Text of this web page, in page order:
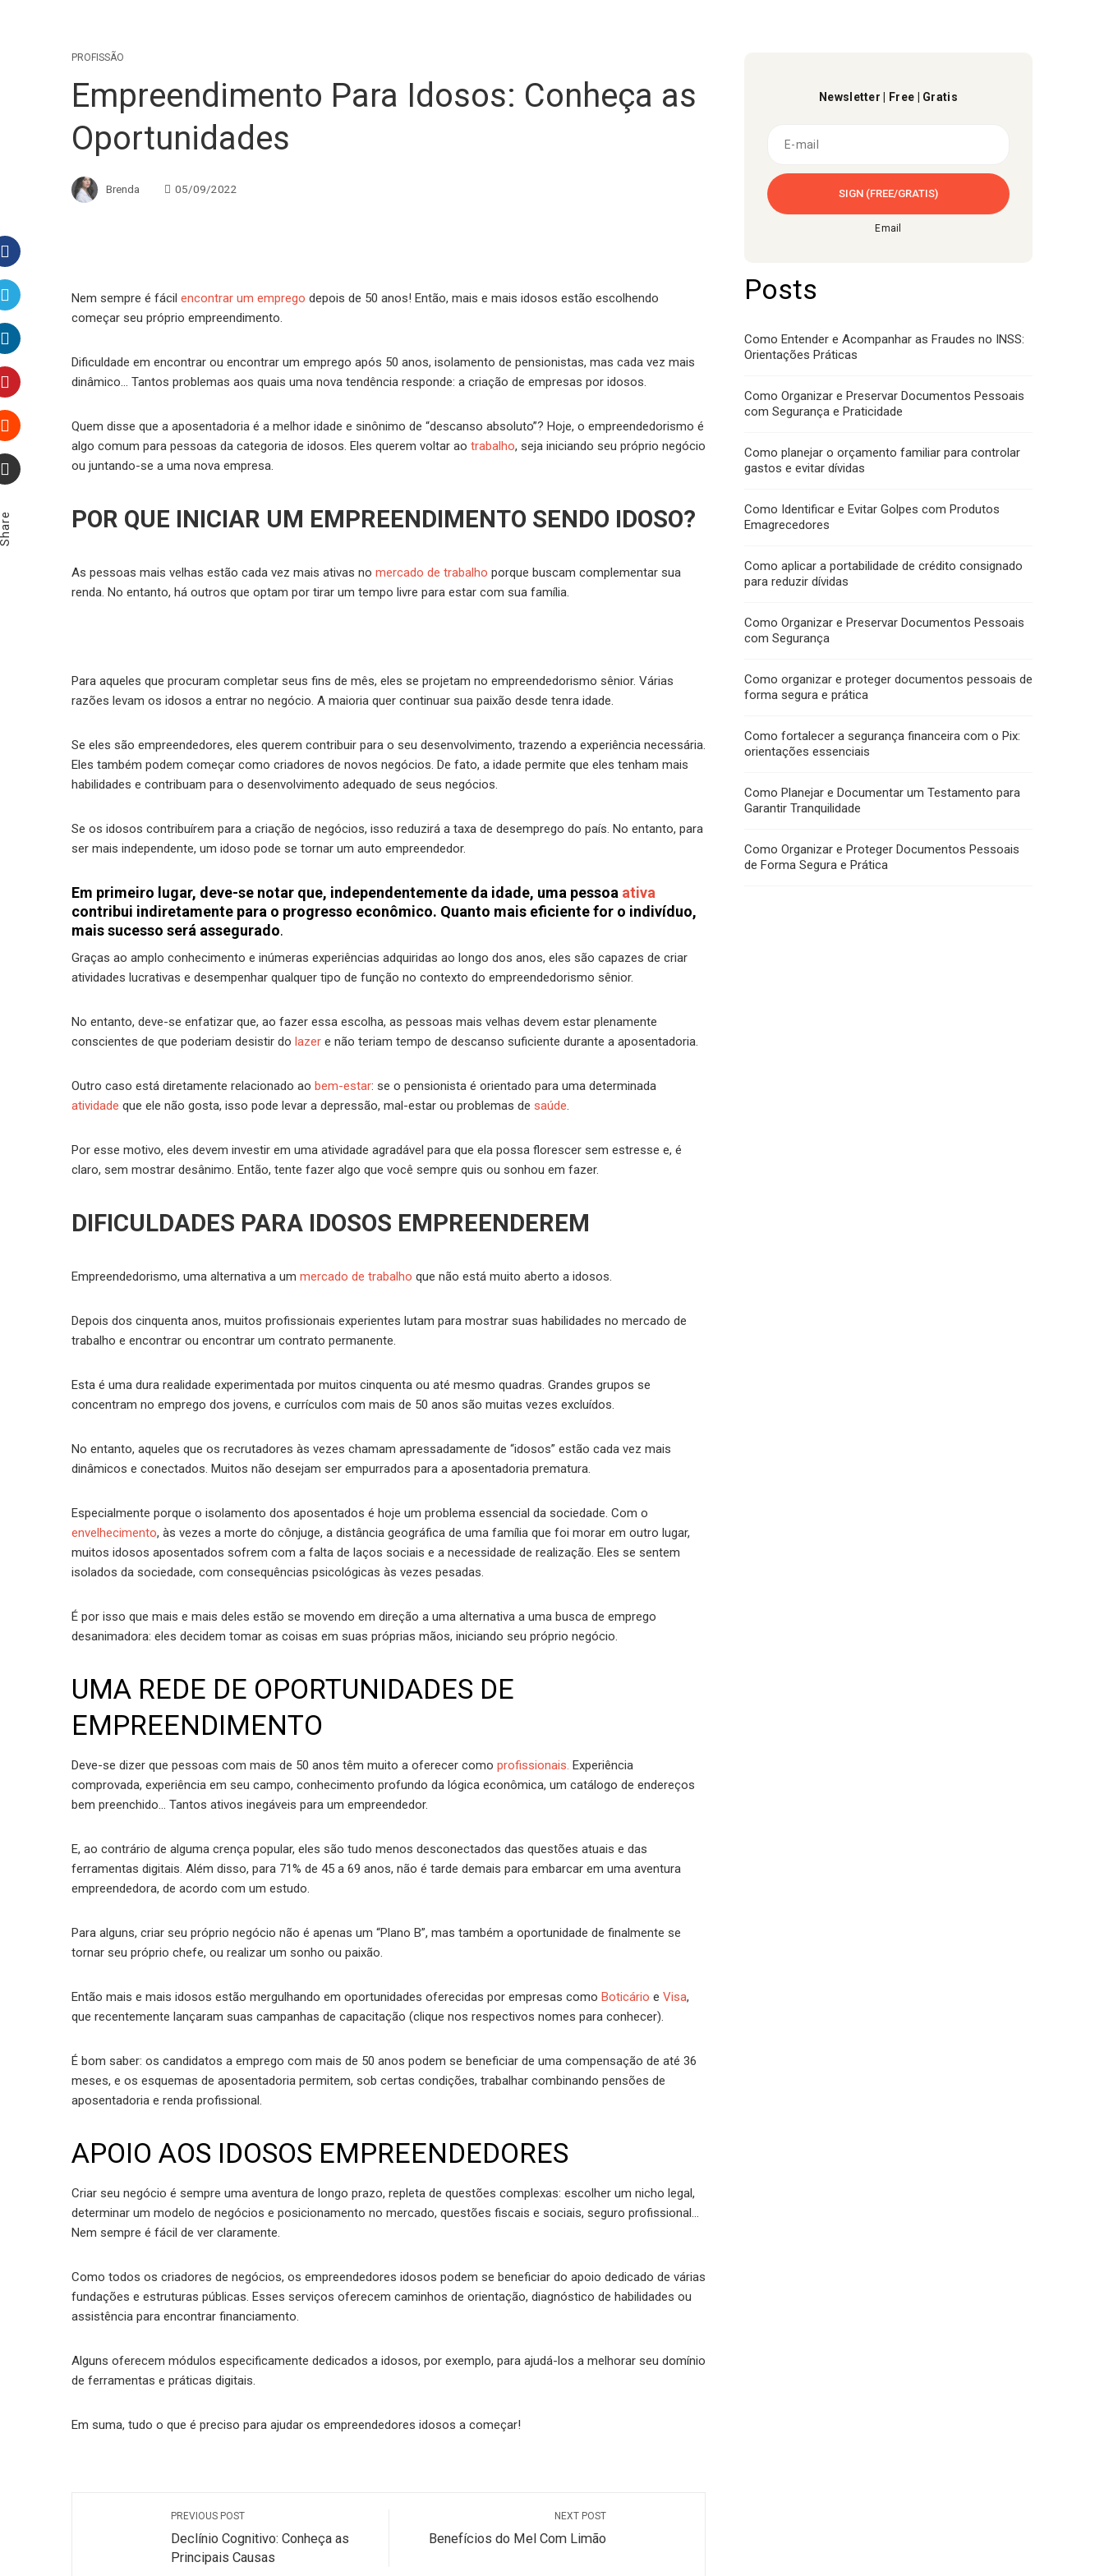
PROFISSÃO
Empreendimento Para Idosos: Conheça as
Oportunidades
Brenda 05/09/2022
Facebook
Twitter
LinkedIn
Pinterest
Stumbleupon
Nem sempre é fácil encontrar um emprego depois de 50 anos! Então, mais e mais idosos estão escolhendo
começar seu próprio empreendimento.
Dificuldade em encontrar ou encontrar um emprego após 50 anos, isolamento de pensionistas, mas cada vez mais
dinâmico… Tantos problemas aos quais uma nova tendência responde: a criação de empresas por idosos.
Quem disse que a aposentadoria é a melhor idade e sinônimo de “descanso absoluto”? Hoje, o empreendedorismo é
algo comum para pessoas da categoria de idosos. Eles querem voltar ao trabalho, seja iniciando seu próprio negócio
ou juntando-se a uma nova empresa.
POR QUE INICIAR UM EMPREENDIMENTO SENDO IDOSO?
As pessoas mais velhas estão cada vez mais ativas no mercado de trabalho porque buscam complementar sua
renda. No entanto, há outros que optam por tirar um tempo livre para estar com sua família.
Para aqueles que procuram completar seus fins de mês, eles se projetam no empreendedorismo sênior. Várias
razões levam os idosos a entrar no negócio. A maioria quer continuar sua paixão desde tenra idade.
Se eles são empreendedores, eles querem contribuir para o seu desenvolvimento, trazendo a experiência necessária.
Eles também podem começar como criadores de novos negócios. De fato, a idade permite que eles tenham mais
habilidades e contribuam para o desenvolvimento adequado de seus negócios.
Se os idosos contribuírem para a criação de negócios, isso reduzirá a taxa de desemprego do país. No entanto, para
ser mais independente, um idoso pode se tornar um auto empreendedor.
Em primeiro lugar, deve-se notar que, independentemente da idade, uma pessoa ativa
contribui indiretamente para o progresso econômico. Quanto mais eficiente for o indivíduo,
mais sucesso será assegurado.
Graças ao amplo conhecimento e inúmeras experiências adquiridas ao longo dos anos, eles são capazes de criar
atividades lucrativas e desempenhar qualquer tipo de função no contexto do empreendedorismo sênior.
No entanto, deve-se enfatizar que, ao fazer essa escolha, as pessoas mais velhas devem estar plenamente
conscientes de que poderiam desistir do lazer e não teriam tempo de descanso suficiente durante a aposentadoria.
Outro caso está diretamente relacionado ao bem-estar: se o pensionista é orientado para uma determinada
atividade que ele não gosta, isso pode levar a depressão, mal-estar ou problemas de saúde.
Por esse motivo, eles devem investir em uma atividade agradável para que ela possa florescer sem estresse e, é
claro, sem mostrar desânimo. Então, tente fazer algo que você sempre quis ou sonhou em fazer.
DIFICULDADES PARA IDOSOS EMPREENDEREM
Empreendedorismo, uma alternativa a um mercado de trabalho que não está muito aberto a idosos.
Depois dos cinquenta anos, muitos profissionais experientes lutam para mostrar suas habilidades no mercado de
trabalho e encontrar ou encontrar um contrato permanente.
Esta é uma dura realidade experimentada por muitos cinquenta ou até mesmo quadras. Grandes grupos se
concentram no emprego dos jovens, e currículos com mais de 50 anos são muitas vezes excluídos.
No entanto, aqueles que os recrutadores às vezes chamam apressadamente de “idosos” estão cada vez mais
dinâmicos e conectados. Muitos não desejam ser empurrados para a aposentadoria prematura.
Especialmente porque o isolamento dos aposentados é hoje um problema essencial da sociedade. Com o
envelhecimento, às vezes a morte do cônjuge, a distância geográfica de uma família que foi morar em outro lugar,
muitos idosos aposentados sofrem com a falta de laços sociais e a necessidade de realização. Eles se sentem
isolados da sociedade, com consequências psicológicas às vezes pesadas.
É por isso que mais e mais deles estão se movendo em direção a uma alternativa a uma busca de emprego
desanimadora: eles decidem tomar as coisas em suas próprias mãos, iniciando seu próprio negócio.
UMA REDE DE OPORTUNIDADES DE
EMPREENDIMENTO
Deve-se dizer que pessoas com mais de 50 anos têm muito a oferecer como profissionais. Experiência
comprovada, experiência em seu campo, conhecimento profundo da lógica econômica, um catálogo de endereços
bem preenchido… Tantos ativos inegáveis para um empreendedor.
E, ao contrário de alguma crença popular, eles são tudo menos desconectados das questões atuais e das
ferramentas digitais. Além disso, para 71% de 45 a 69 anos, não é tarde demais para embarcar em uma aventura
empreendedora, de acordo com um estudo.
Para alguns, criar seu próprio negócio não é apenas um “Plano B”, mas também a oportunidade de finalmente se
tornar seu próprio chefe, ou realizar um sonho ou paixão.
Então mais e mais idosos estão mergulhando em oportunidades oferecidas por empresas como Boticário e Visa,
que recentemente lançaram suas campanhas de capacitação (clique nos respectivos nomes para conhecer).
É bom saber: os candidatos a emprego com mais de 50 anos podem se beneficiar de uma compensação de até 36
meses, e os esquemas de aposentadoria permitem, sob certas condições, trabalhar combinando pensões de
aposentadoria e renda profissional.
APOIO AOS IDOSOS EMPREENDEDORES
Criar seu negócio é sempre uma aventura de longo prazo, repleta de questões complexas: escolher um nicho legal,
determinar um modelo de negócios e posicionamento no mercado, questões fiscais e sociais, seguro profissional…
Nem sempre é fácil de ver claramente.
Como todos os criadores de negócios, os empreendedores idosos podem se beneficiar do apoio dedicado de várias
fundações e estruturas públicas. Esses serviços oferecem caminhos de orientação, diagnóstico de habilidades ou
assistência para encontrar financiamento.
Alguns oferecem módulos especificamente dedicados a idosos, por exemplo, para ajudá-los a melhorar seu domínio
de ferramentas e práticas digitais.
Em suma, tudo o que é preciso para ajudar os empreendedores idosos a começar!
PREVIOUS POST
Declínio Cognitivo: Conheça as
Principais Causas
NEXT POST
Benefícios do Mel Com Limão
Newsletter | Free | Gratis
Email
Posts
Como Entender e Acompanhar as Fraudes no INSS:
Orientações Práticas
Como Organizar e Preservar Documentos Pessoais
com Segurança e Praticidade
Como planejar o orçamento familiar para controlar
gastos e evitar dívidas
Como Identificar e Evitar Golpes com Produtos
Emagrecedores
Como aplicar a portabilidade de crédito consignado
para reduzir dívidas
Como Organizar e Preservar Documentos Pessoais
com Segurança
Como organizar e proteger documentos pessoais de
forma segura e prática
Como fortalecer a segurança financeira com o Pix:
orientações essenciais
Como Planejar e Documentar um Testamento para
Garantir Tranquilidade
Como Organizar e Proteger Documentos Pessoais
de Forma Segura e Prática